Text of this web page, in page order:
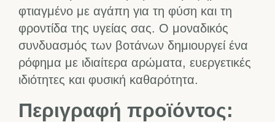
φτιαγμένο με αγάπη για τη φύση και τη
φροντίδα της υγείας σας. Ο μοναδικός
συνδυασμός των βοτάνων δημιουργεί ένα
ρόφημα με ιδιαίτερα αρώματα, ευεργετικές
ιδιότητες και φυσική καθαρότητα.
Περιγραφή προϊόντος: